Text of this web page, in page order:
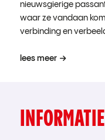
nieuwsgierige
waar ze vandaan
verbinding en
lees meer